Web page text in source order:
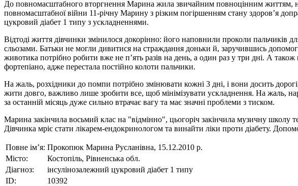
До повномасштабного вторгнення Марина жила звичайним повноцінним життям,
повномасштабної війни 11-річну Марину з різким погіршенням стану здоров’я
цукровий діабет 1 типу з ускладненнями.
Відтоді життя дівчинки змінилося докорінно: його наповнили проколи пальчиків
сльозами. Батьки не могли дивитися на страждання доньки й, заручившись
животика потрібно робити вже не пʼять разів на день, а один раз у три дні. А
фортепіано, адже перестала постійно колоти пальчики.
На жаль, розхідники до помпи потрібно змінювати кожні 3 дні, і вони досить
жити довго, важливо лише зробити все, щоб мінімізувати ускладнення. На жаль,
за останній місяць дуже сильно втрачає вагу та має значні проблеми з тиском.
Марина закінчила восьмий клас на "відмінно", цьогоріч закінчила музичну школу
Дівчинка мріє стати лікарем-ендокринологом та винайти ліки проти діабету.
Повне ім’я: Прокопюк Марина Русланівна, 15.12.2010 р.
Місто:
Костопіль, Рівненська обл.
Діагноз:
інсулінозалежний цукровий діабет 1 типу
ID:
10392